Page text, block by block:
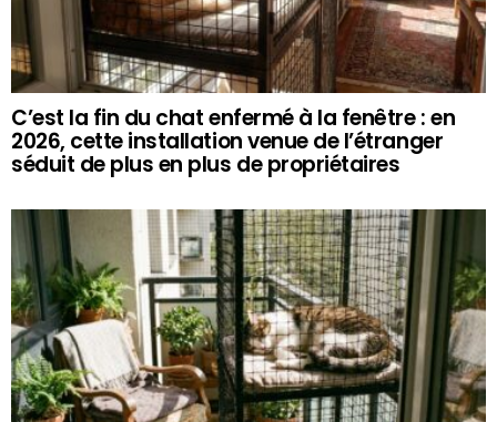
C’est la fin du chat enfermé à la fenêtre : en
2026, cette installation venue de l’étranger
séduit de plus en plus de propriétaires